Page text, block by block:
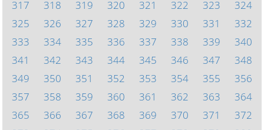
317
318 319 320 321 322 323
324
325
326 327 328 329 330 331
332
333
334 335 336 337 338 339
340
341
342 343 344 345 346 347
348
349
350 351 352 353 354 355
356
357
358 359 360 361 362 363
364
365
366 367 368 369 370 371
372